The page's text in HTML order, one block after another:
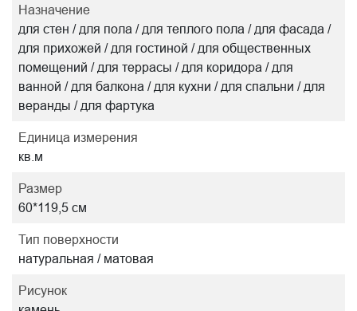
Назначение
для стен / для пола / для теплого пола / для фасада /
для прихожей / для гостиной / для общественных
помещений / для террасы / для коридора / для
ванной / для балкона / для кухни / для спальни / для
веранды / для фартука
Единица измерения
кв.м
Размер
60*119,5 см
Тип поверхности
натуральная / матовая
Рисунок